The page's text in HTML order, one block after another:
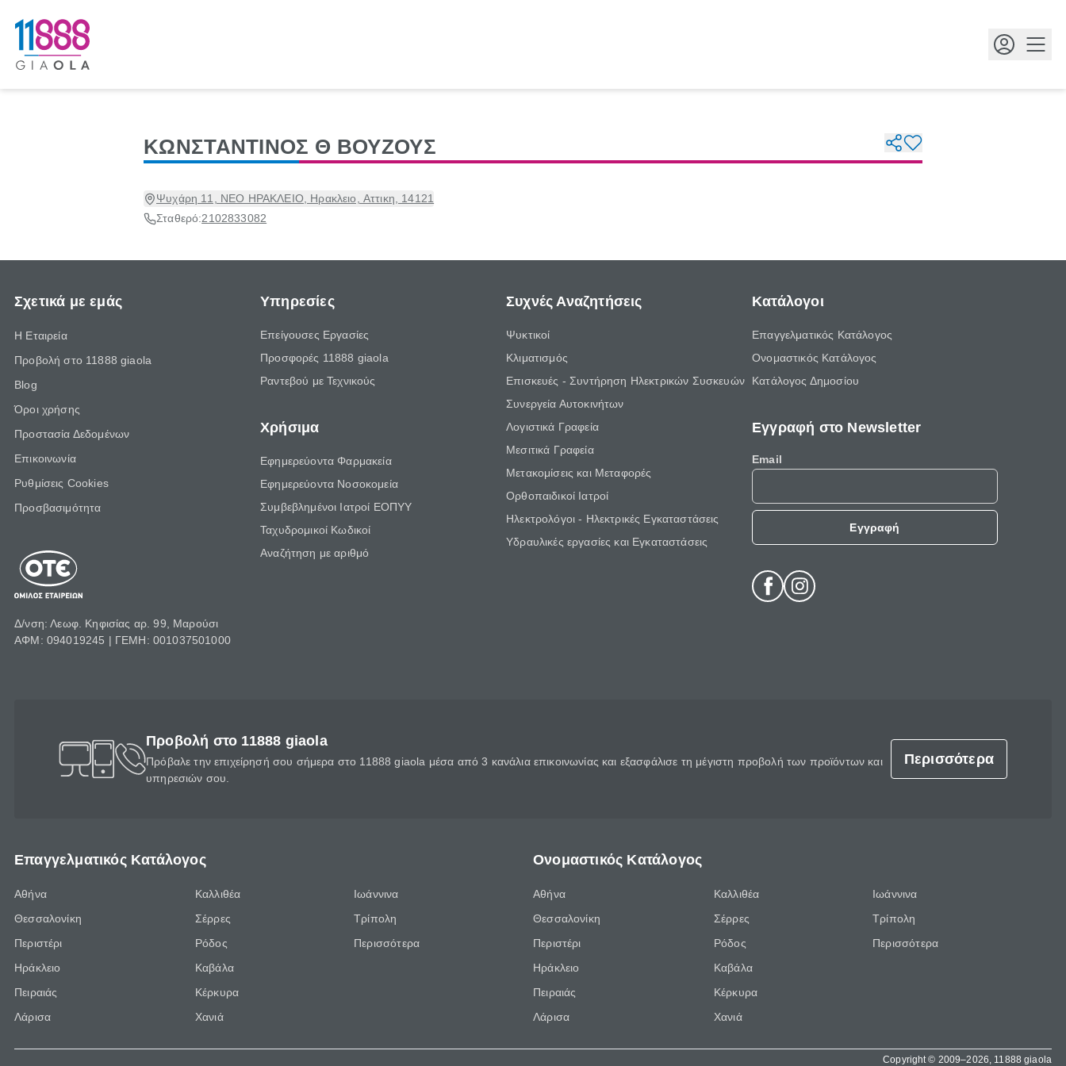
ΚΩΝΣΤΑΝΤΙΝΟΣ Θ ΒΟΥΖΟΥΣ
Ψυχάρη 11, ΝΕΟ ΗΡΑΚΛΕΙΟ, Ηρακλειο, Αττικη, 14121
Σταθερό:2102833082
Σχετικά με εμάς
Η Εταιρεία
Προβολή στο 11888 giaola
Blog
Όροι χρήσης
Προστασία Δεδομένων
Επικοινωνία
Ρυθμίσεις Cookies
Προσβασιμότητα
Δ/νση: Λεωφ. Κηφισίας αρ. 99, Μαρούσι
ΑΦΜ: 094019245 | ΓΕΜΗ: 001037501000
Υπηρεσίες
Επείγουσες Εργασίες
Προσφορές 11888 giaola
Ραντεβού με Τεχνικούς
Χρήσιμα
Εφημερεύοντα Φαρμακεία
Εφημερεύοντα Νοσοκομεία
Συμβεβλημένοι Ιατροί ΕΟΠΥΥ
Ταχυδρομικοί Κωδικοί
Αναζήτηση με αριθμό
Συχνές Αναζητήσεις
Ψυκτικοί
Κλιματισμός
Επισκευές - Συντήρηση Ηλεκτρικών Συσκευών
Συνεργεία Αυτοκινήτων
Λογιστικά Γραφεία
Μεσιτικά Γραφεία
Μετακομίσεις και Μεταφορές
Ορθοπαιδικοί Ιατροί
Ηλεκτρολόγοι - Ηλεκτρικές Εγκαταστάσεις
Υδραυλικές εργασίες και Εγκαταστάσεις
Κατάλογοι
Επαγγελματικός Κατάλογος
Ονομαστικός Κατάλογος
Κατάλογος Δημοσίου
Εγγραφή στο Newsletter
Email
Εγγραφή
Προβολή στο 11888 giaola
Πρόβαλε την επιχείρησή σου σήμερα στο 11888 giaola μέσα από 3 κανάλια επικοινωνίας και εξασφάλισε τη μέγιστη προβολή των προϊόντων και
υπηρεσιών σου.
Περισσότερα
Επαγγελματικός Κατάλογος
Αθήνα
Θεσσαλονίκη
Περιστέρι
Ηράκλειο
Πειραιάς
Λάρισα
Καλλιθέα
Σέρρες
Ρόδος
Καβάλα
Κέρκυρα
Χανιά
Ιωάννινα
Τρίπολη
Περισσότερα
Ονομαστικός Κατάλογος
Αθήνα
Θεσσαλονίκη
Περιστέρι
Ηράκλειο
Πειραιάς
Λάρισα
Καλλιθέα
Σέρρες
Ρόδος
Καβάλα
Κέρκυρα
Χανιά
Ιωάννινα
Τρίπολη
Περισσότερα
Copyright © 2009–2026, 11888 giaola